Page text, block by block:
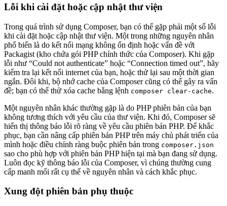
Lỗi khi cài đặt hoặc cập nhật thư viện
Trong quá trình sử dụng Composer, bạn có thể gặp phải một số lỗi
khi cài đặt hoặc cập nhật thư viện. Một trong những nguyên nhân
phổ biến là do kết nối mạng không ổn định hoặc vấn đề với
Packagist (kho chứa gói PHP chính thức của Composer). Khi gặp
lỗi như “Could not authenticate” hoặc “Connection timed out”, hãy
kiểm tra lại kết nối internet của bạn, hoặc thử lại sau một thời gian
ngắn. Đôi khi, bộ nhớ cache của Composer cũng có thể gây ra vấn
đề; bạn có thể thử xóa cache bằng lệnh composer clear-cache.
Một nguyên nhân khác thường gặp là do PHP phiên bản của bạn
không tương thích với yêu cầu của thư viện. Khi đó, Composer sẽ
hiển thị thông báo lỗi rõ ràng về yêu cầu phiên bản PHP. Để khắc
phục, bạn cần nâng cấp phiên bản PHP trên máy chủ phát triển của
mình hoặc điều chỉnh ràng buộc phiên bản trong composer.json
sao cho phù hợp với phiên bản PHP hiện tại mà bạn đang sử dụng.
Luôn đọc kỹ thông báo lỗi của Composer, vì chúng thường cung
cấp manh mối rất cụ thể về nguyên nhân và cách khắc phục.
Xung đột phiên bản phụ thuộc